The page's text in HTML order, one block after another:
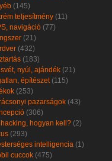
(145)
teljesítmény (11)
navigáció (77)
(21)
(432)
(183)
nyúl, ajándék (21)
építészet(115)
(253)
pazarságok (43)
(306)
hogyan kell? (2)
(293)
intelligencia (1)
cuccok (475)